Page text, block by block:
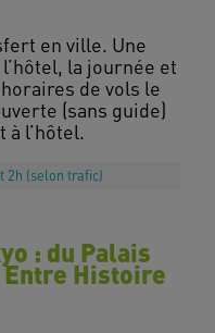
en ville. Une
la journée et
de vols le
(sans guide)
2h (selon trafic)
: du Palais
Histoire